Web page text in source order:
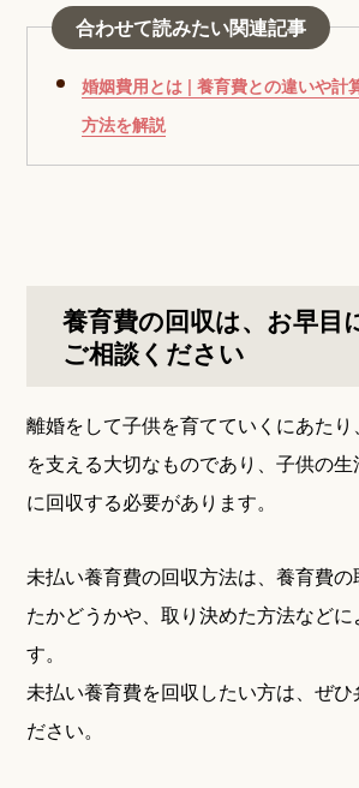
合わせて読みたい関連記事
婚姻費用とは | 養育費との違いや計
方法を解説
養育費の回収は、お早目
ご相談ください
離婚をして子供を育てていくにあた
を支える大切なものであり、子供の
に回収する必要があります。
未払い養育費の回収方法は、養育費
たかどうかや、取り決めた方法などに
す。
未払い養育費を回収したい方は、ぜひ
ださい。